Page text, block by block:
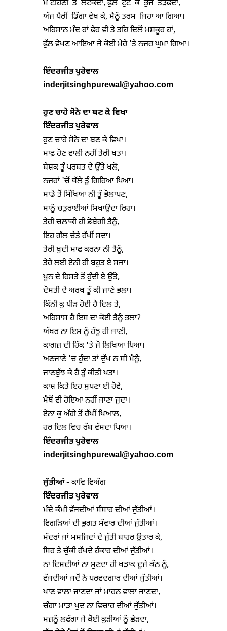
ਮੈਂ ਟਹਿਣੀ  ਤੇ  ਲਟਕਦਾ, ਫੁੱਲ  ਟੁੱਟ  ਕੇ  ਭੁੰਜੇ  ਤੜਫਦਾ,
ਅੱਜ ਪੈਰੀਂ  ਡਿੱਗਾ ਵੇਖ ਕੇ, ਮੈਨੂੰ ਤਰਸ  ਜਿਹਾ ਆ ਗਿਆ।
ਅਹਿਸਾਨ ਮੰਦ ਹਾਂ ਫੇਰ ਵੀ ਤੇ ਤਹਿ ਦਿਲੋਂ ਮਸ਼ਕੂਰ ਹਾਂ,
ਫੁੱਲ ਵੇਖਣ ਆਇਆ ਜੇ ਕੋਈ ਮੇਰੇ 'ਤੇ ਨਜ਼ਰ ਘੁਮਾ ਗਿਆ।
ਇੰਦਰਜੀਤ ਪੁਰੇਵਾਲ
inderjitsinghpurewal@yahoo.com
ਹੁਣ ਚਾਹੇ ਸੋਨੇ ਦਾ ਬਣ ਕੇ ਵਿਖਾ
ਇੰਦਰਜੀਤ ਪੁਰੇਵਾਲ
ਹੁਣ ਚਾਹੇ ਸੋਨੇ ਦਾ ਬਣ ਕੇ ਵਿਖਾ।
ਮਾਫ਼ ਹੋਣ ਵਾਲੀ ਨਹੀਂ ਤੇਰੀ ਖਤਾ।
ਬੇਸ਼ਕ ਤੂੰ ਪਰਬਤ ਦੇ ਉੱਤੇ ਖਲੋ,
ਨਜ਼ਰਾਂ 'ਚੋਂ ਥੱਲੇ ਤੂੰ ਗਿਰਿਆ ਪਿਆ।
ਸਾਡੇ ਤੋਂ ਸਿੱਖਿਆ ਨੀ ਤੂੰ ਭੋਲਾਪਣ,
ਸਾਨੂੰ ਚਤੁਰਾਈਆਂ ਸਿਖਾਉਂਦਾ ਰਿਹਾ।
ਤੇਰੀ ਚਲਾਕੀ ਹੀ ਡੋਬੇਗੀ ਤੈਨੂੰ,
ਇਹ ਗੱਲ ਚੇਤੇ ਰੱਖੀਂ ਸਦਾ।
ਤੇਰੀ ਖੁਦੀ ਮਾਫ ਕਰਨਾ ਨੀ ਤੈਨੂੰ,
ਤੇਰੇ ਲਈ ਏਨੀ ਹੀ ਬਹੁਤ ਏ ਸਜ਼ਾ।
ਖੂਨ ਦੇ ਰਿਸ਼ਤੇ ਤੋਂ ਹੁੰਦੀ ਏ ਉੱਤੇ,
ਦੋਸਤੀ ਦੇ ਅਰਥ ਤੂੰ ਕੀ ਜਾਣੇ ਭਲਾ।
ਕਿੰਨੀ ਕੁ ਪੀੜ ਹੋਈ ਹੈ ਦਿਲ ਤੇ,
ਅਹਿਸਾਸ ਹੈ ਇਸ ਦਾ ਕੋਈ ਤੈਨੂੰ ਭਲਾ?
ਅੱਖਰ ਨਾ ਇਸ ਨੂੰ ਹੰਝੂ ਹੀ ਜਾਣੀ,
ਕਾਗਜ਼ ਦੀ ਹਿੱਕ 'ਤੇ ਜੋ ਲਿਖਿਆ ਪਿਆ।
ਅਣਜਾਣੇ 'ਚ ਹੁੰਦਾ ਤਾਂ ਦੁੱਖ ਨ ਸੀ ਮੈਨੂੰ,
ਜਾਣਬੁੱਝ ਕੇ ਹੈ ਤੂੰ ਕੀਤੀ ਖਤਾ।
ਕਾਸ਼ ਕਿਤੇ ਇਹ ਸੁਪਣਾ ਈ ਹੋਵੇ,
ਮੈਥੋਂ ਵੀ ਹੋਇਆ ਨਹੀਂ ਜਾਣਾ ਜੁਦਾ।
ਏਨਾ ਕੁ ਅੱਗੇ ਤੋਂ ਰੱਖੀਂ ਖਿਆਲ,
ਇੰਦਰਜੀਤ ਪੁਰੇਵਾਲ
inderjitsinghpurewal@yahoo.com
ਜੁੱਤੀਆਂ -
ਕਾਵਿ ਵਿਅੰਗ
ਇੰਦਰਜੀਤ ਪੁਰੇਵਾਲ
ਮੰਦੇ ਕੰਮੀ ਵੱਜਦੀਆਂ ਸੰਸਾਰ ਦੀਆਂ ਜੁੱਤੀਆਂ।
ਵਿਗੜਿਆਂ ਦੀ ਭੁਗਤ ਸੰਵਾਰ ਦੀਆਂ ਜੁੱਤੀਆਂ।
ਮੰਦਰਾਂ ਜਾਂ ਮਸਜਿਦਾਂ ਦੇ ਜੁੱਤੀ ਬਾਹਰ ਉਤਾਰ ਕੇ,
ਸਿਰ ਤੇ ਚੁੱਕੀ ਰੱਖਦੇ ਹੰਕਾਰ ਦੀਆਂ ਜੁੱਤੀਆਂ।
ਨਾ ਦਿਸਦੀਆਂ ਨਾ ਸੁਣਦਾ ਹੀ ਖੜਾਕ ਦੂਜੇ ਕੰਨ ਨੂੰ,
ਵੱਜਦੀਆਂ ਜਦੋਂ ਨੇ ਪਰਵਦਗਾਰ ਦੀਆਂ ਜੁੱਤੀਆਂ।
ਖਾਣ ਵਾਲਾ ਜਾਣਦਾ ਜਾਂ ਮਾਰਨ ਵਾਲਾ ਜਾਣਦਾ,
ਚੰਗਾ ਮਾੜਾ ਖੁਦ ਨਾ ਵਿਚਾਰ ਦੀਆਂ ਜੁੱਤੀਆਂ।
ਮਜ਼ਨੂੰ ਲਫੰਗਾ ਜੇ ਕੋਈ ਕੁੜੀਆਂ ਨੂੰ ਛੇੜਦਾ,